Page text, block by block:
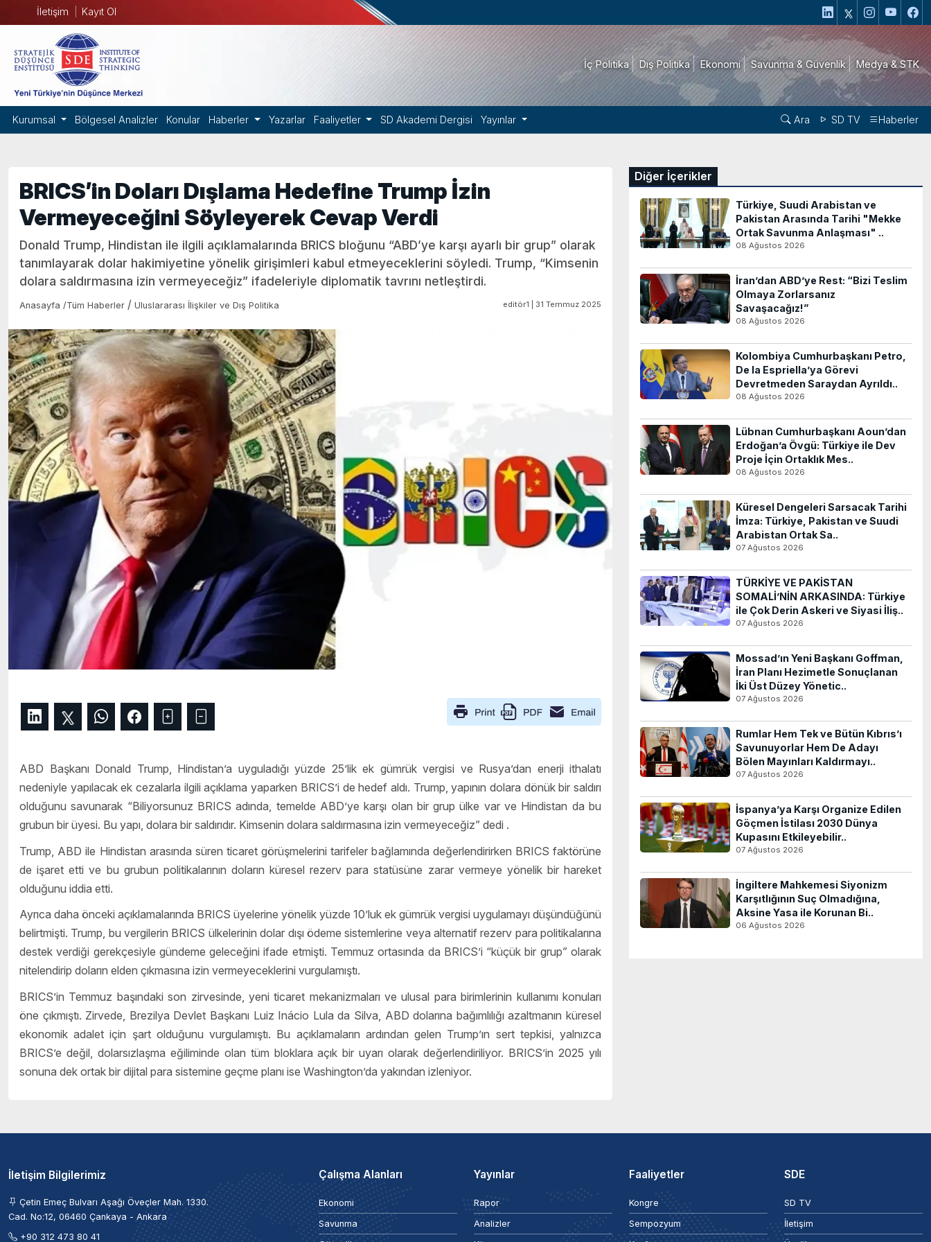
İletişim Kayıt Ol
İç Politika Dış Politika Ekonomi Savunma & Güvenlik Medya & STK
Kurumsal Bölgesel Analizler Konular Haberler Yazarlar Faaliyetler SD Akademi Dergisi Yayınlar Ara SD TV Haberler
BRICS’in Doları Dışlama Hedefine Trump İzin
Vermeyeceğini Söyleyerek Cevap Verdi
Donald Trump, Hindistan ile ilgili açıklamalarında BRICS bloğunu “ABD’ye karşı ayarlı bir grup” olarak
tanımlayarak dolar hakimiyetine yönelik girişimleri kabul etmeyeceklerini söyledi. Trump, “Kimsenin
dolara saldırmasına izin vermeyeceğiz” ifadeleriyle diplomatik tavrını netleştirdi.
Anasayfa /Tüm Haberler / Uluslararası İlişkiler ve Dış Politika editör1 | 31 Temmuz 2025
ABD Başkanı Donald Trump, Hindistan’a uyguladığı yüzde 25’lik ek gümrük vergisi ve Rusya’dan enerji ithalatı
nedeniyle yapılacak ek cezalarla ilgili açıklama yaparken BRICS’i de hedef aldı. Trump, yapının dolara dönük bir saldırı
olduğunu savunarak “Biliyorsunuz BRICS adında, temelde ABD’ye karşı olan bir grup ülke var ve Hindistan da bu
grubun bir üyesi. Bu yapı, dolara bir saldırıdır. Kimsenin dolara saldırmasına izin vermeyeceğiz” dedi .
Trump, ABD ile Hindistan arasında süren ticaret görüşmelerini tarifeler bağlamında değerlendirirken BRICS faktörüne
de işaret etti ve bu grubun politikalarının doların küresel rezerv para statüsüne zarar vermeye yönelik bir hareket
olduğunu iddia etti.
Ayrıca daha önceki açıklamalarında BRICS üyelerine yönelik yüzde 10’luk ek gümrük vergisi uygulamayı düşündüğünü
belirtmişti. Trump, bu vergilerin BRICS ülkelerinin dolar dışı ödeme sistemlerine veya alternatif rezerv para politikalarına
destek verdiği gerekçesiyle gündeme geleceğini ifade etmişti. Temmuz ortasında da BRICS’i “küçük bir grup” olarak
nitelendirip doların elden çıkmasına izin vermeyeceklerini vurgulamıştı.
BRICS’in Temmuz başındaki son zirvesinde, yeni ticaret mekanizmaları ve ulusal para birimlerinin kullanımı konuları
öne çıkmıştı. Zirvede, Brezilya Devlet Başkanı Luiz Inácio Lula da Silva, ABD dolarına bağımlılığı azaltmanın küresel
ekonomik adalet için şart olduğunu vurgulamıştı. Bu açıklamaların ardından gelen Trump’ın sert tepkisi, yalnızca
BRICS’e değil, dolarsızlaşma eğiliminde olan tüm bloklara açık bir uyarı olarak değerlendiriliyor. BRICS’in 2025 yılı
sonuna dek ortak bir dijital para sistemine geçme planı ise Washington’da yakından izleniyor.
Diğer İçerikler
Türkiye, Suudi Arabistan ve
Pakistan Arasında Tarihi "Mekke
Ortak Savunma Anlaşması" ..
08 Ağustos 2026
İran’dan ABD’ye Rest: “Bizi Teslim
Olmaya Zorlarsanız
Savaşacağız!”
08 Ağustos 2026
Kolombiya Cumhurbaşkanı Petro,
De la Espriella’ya Görevi
Devretmeden Saraydan Ayrıldı..
08 Ağustos 2026
Lübnan Cumhurbaşkanı Aoun’dan
Erdoğan’a Övgü: Türkiye ile Dev
Proje İçin Ortaklık Mes..
08 Ağustos 2026
Küresel Dengeleri Sarsacak Tarihi
İmza: Türkiye, Pakistan ve Suudi
Arabistan Ortak Sa..
07 Ağustos 2026
TÜRKİYE VE PAKİSTAN
SOMALİ’NİN ARKASINDA: Türkiye
ile Çok Derin Askeri ve Siyasi İliş..
07 Ağustos 2026
Mossad’ın Yeni Başkanı Goffman,
İran Planı Hezimetle Sonuçlanan
İki Üst Düzey Yönetic..
07 Ağustos 2026
Rumlar Hem Tek ve Bütün Kıbrıs’ı
Savunuyorlar Hem De Adayı
Bölen Mayınları Kaldırmayı..
07 Ağustos 2026
İspanya’ya Karşı Organize Edilen
Göçmen İstilası 2030 Dünya
Kupasını Etkileyebilir..
07 Ağustos 2026
İngiltere Mahkemesi Siyonizm
Karşıtlığının Suç Olmadığına,
Aksine Yasa ile Korunan Bi..
06 Ağustos 2026
İletişim Bilgilerimiz
Çetin Emeç Bulvarı Aşağı Öveçler Mah. 1330.
Cad. No:12, 06460 Çankaya - Ankara
+90 312 473 80 41
Çalışma Alanları
Ekonomi
Savunma
Yayınlar
Rapor
Analizler
Faaliyetler
Kongre
Sempozyum
SDE
SD TV
İletişim